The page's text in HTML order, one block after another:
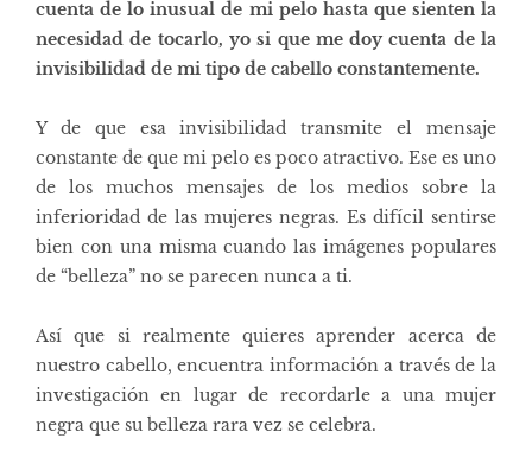
cuenta de lo inusual de mi pelo hasta que sienten la
necesidad de tocarlo, yo si que me doy cuenta de la
invisibilidad de mi tipo de cabello constantemente.
Y de que esa invisibilidad transmite el mensaje
constante de que mi pelo es poco atractivo. Ese es uno
de los muchos mensajes de los medios sobre la
inferioridad de las mujeres negras. Es difícil sentirse
bien con una mismacuando las imágenes populares
de “belleza” no se parecen nunca a ti.
Así que si realmente quieres aprender acerca de
nuestro cabello,encuentra información a través de la
investigación en lugar de recordarle a una mujer
negra que su belleza rara vez se celebra.